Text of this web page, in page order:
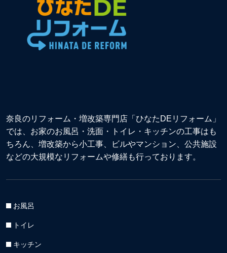
奈良のリフォーム・増改築専門店「ひなたDEリフォーム」
では、お家のお風呂・洗面・トイレ・キッチンの工事はも
ちろん、増改築から小工事、ビルやマンション、公共施設
などの大規模なリフォームや修繕も行っております。
お風呂
トイレ
キッチン